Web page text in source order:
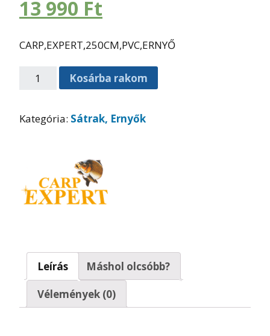
13 990 Ft
CARP,EXPERT,250CM,PVC,ERNYŐ
Kosárba rakom
Kategória: Sátrak, Ernyők
Leírás
Máshol olcsóbb?
Vélemények (0)